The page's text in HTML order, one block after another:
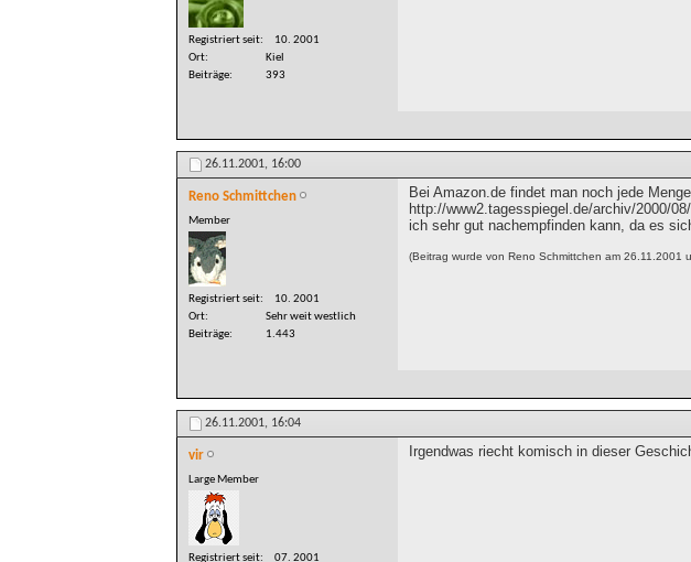
Registriert seit
10. 2001
Ort
Kiel
Beiträge
393
26.11.2001, 16:00
Reno Schmittchen
Member
Registriert seit
10. 2001
Ort
Sehr weit westlich
Beiträge
1.443
Bei Amazon.de findet man noch jede
http://www2.tagesspiegel.de/archiv/2000/
ich sehr gut nachempfinden kann, da es
(Beitrag wurde von Reno Schmittchen am 26.11.2001
26.11.2001, 16:04
vir
Large Member
Registriert seit
07. 2001
Irgendwas riecht komisch in dieser